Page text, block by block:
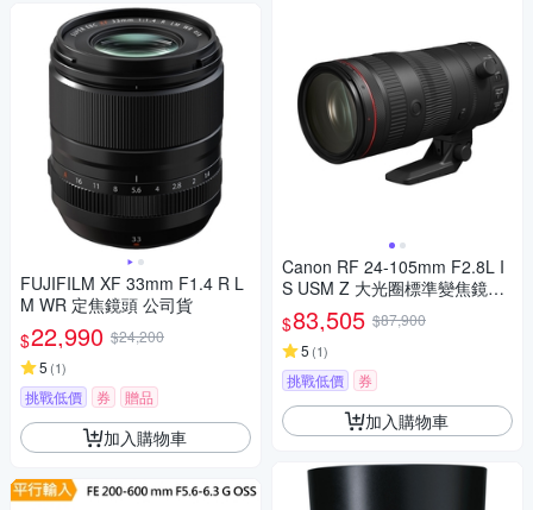
FUJIFILM XF 33mm F1.4 R L
M WR 定焦鏡頭 公司貨
$22,990 $24,200
5 (1)
挑戰低價 券 贈品
加入購物車
Canon RF 24-105mm F2.8L I
S USM Z 大光圈標準變焦鏡頭
公司貨
$83,505 $87,900
5 (1)
挑戰低價 券
加入購物車